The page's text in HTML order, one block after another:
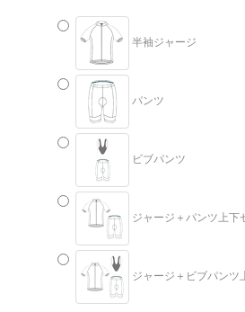
半袖ジャージ
パンツ
ビブパンツ
ジャージ＋パンツ上
ジャージ＋ビブパン